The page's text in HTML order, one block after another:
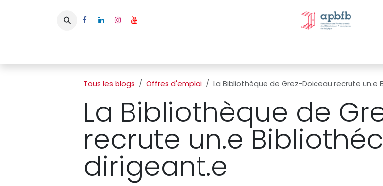
Tous les blogs Offres d'emploi La Bibliothèque de Grez-Doiceau recrute un.e
La Bibliothèque de
recrute un.e
dirigeant.e